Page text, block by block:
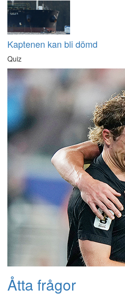
Kaptenen kan bli dömd
Quiz
Åtta frågor